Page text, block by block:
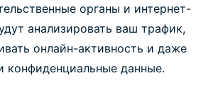
органы и интернет-
анализировать ваш трафик,
онлайн-активность и даже
конфиденциальные данные.